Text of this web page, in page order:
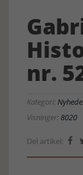
nr.
Kategori:
Visninger:8020
Del artikel: 